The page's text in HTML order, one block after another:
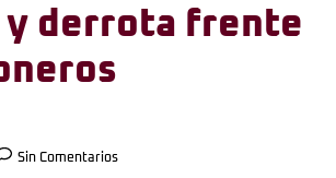
derrota frente
Sin Comentarios